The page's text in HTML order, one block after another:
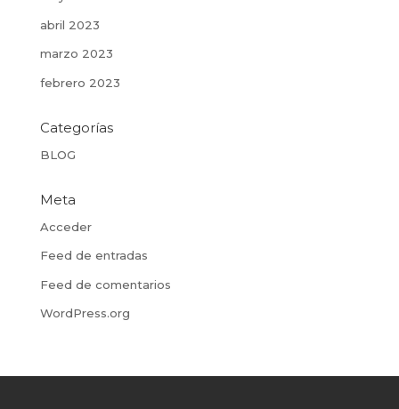
abril 2023
marzo 2023
febrero 2023
Categorías
BLOG
Meta
Acceder
Feed de entradas
Feed de comentarios
WordPress.org